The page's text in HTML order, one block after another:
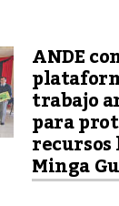
ANDE
trabajo
para
Minga